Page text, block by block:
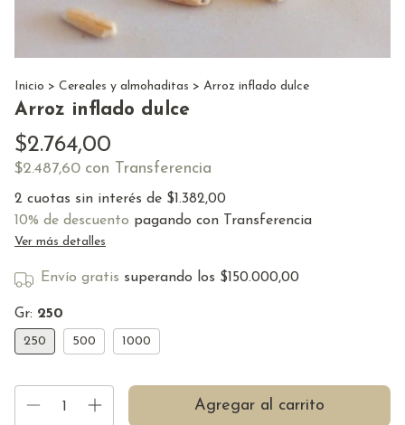
Inicio > Cereales y almohaditas > Arroz inflado dulce
Arroz inflado dulce
$2.764,00
$2.487,60 con Transferencia
2 cuotas sin interés de $1.382,00
10% de descuento pagando con Transferencia
Ver más detalles
Envío gratis superando los $150.000,00
Gr: 250
250 500 1000